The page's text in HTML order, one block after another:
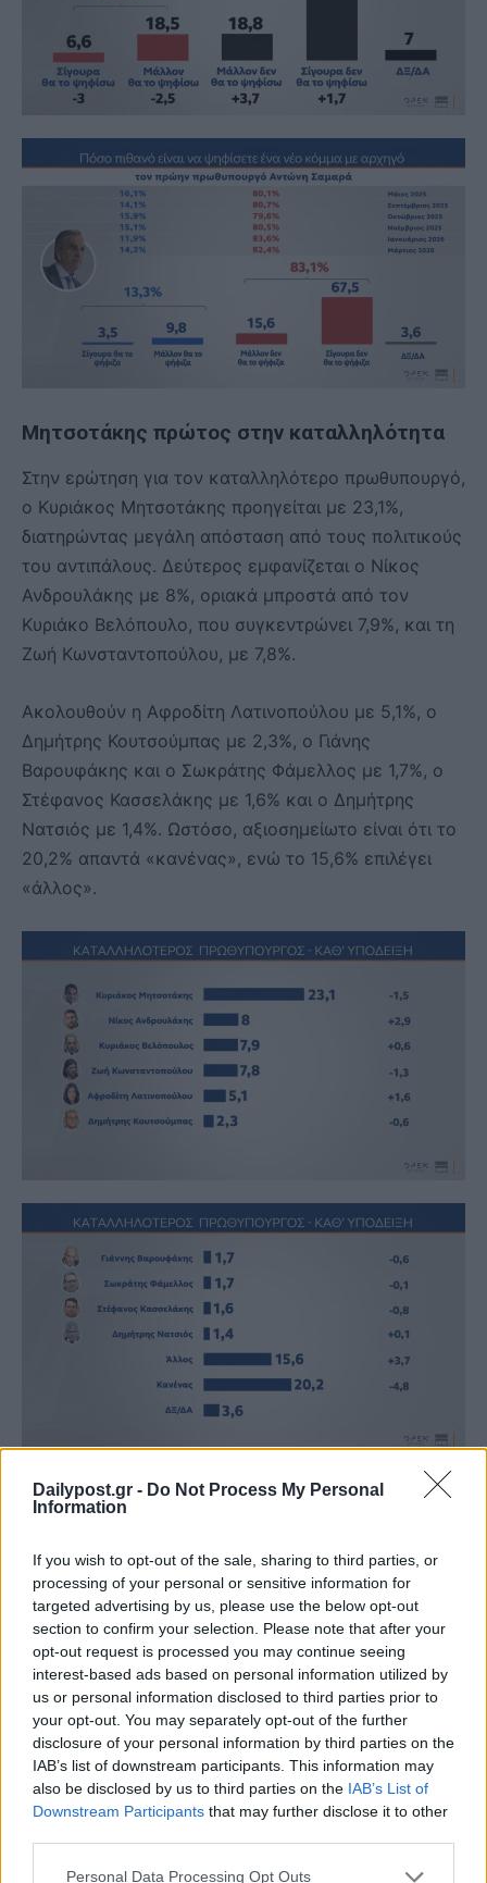
Dailypost.gr - Do Not Process My Personal
Information
If you wish to opt-out of the sale, sharing to third parties, or
processing of your personal or sensitive information for
targeted advertising by us, please use the below opt-out
section to confirm your selection. Please note that after your
opt-out request is processed you may continue seeing
interest-based ads based on personal information utilized by
us or personal information disclosed to third parties prior to
your opt-out. You may separately opt-out of the further
disclosure of your personal information by third parties on the
IAB’s list of downstream participants. This information may
also be disclosed by us to third parties on the IAB’s List of
Downstream Participants that may further disclose it to other
Personal Data Processing Opt Outs
Μητσοτάκης πρώτος στην καταλληλότητα
Στην ερώτηση για τον καταλληλότερο πρωθυπουργό,
ο Κυριάκος Μητσοτάκης προηγείται με 23,1%,
διατηρώντας μεγάλη απόσταση από τους πολιτικούς
του αντιπάλους. Δεύτερος εμφανίζεται ο Νίκος
Ανδρουλάκης με 8%, οριακά μπροστά από τον
Κυριάκο Βελόπουλο, που συγκεντρώνει 7,9%, και τη
Ζωή Κωνσταντοπούλου, με 7,8%.
Ακολουθούν η Αφροδίτη Λατινοπούλου με 5,1%, ο
Δημήτρης Κουτσούμπας με 2,3%, ο Γιάνης
Βαρουφάκης και ο Σωκράτης Φάμελλος με 1,7%, ο
Στέφανος Κασσελάκης με 1,6% και ο Δημήτρης
Νατσιός με 1,4%. Ωστόσο, αξιοσημείωτο είναι ότι το
20,2% απαντά «κανένας», ενώ το 15,6% επιλέγει
«άλλος».
Πλειοψηφικό αίτημα για πρόωρες εκλογές
κινήσεις του Κυριάκου Μητσοτάκη, το 51% απαντά
ότι ο πρωθυπουργός πρέπει να προκηρύξει πρόωρες
εκλογές. Το 18,5% τάσσεται υπέρ ενός άμεσου και
ευρέος ανασχηματισμού, ενώ το 14,4% προκρίνει
έναν περιορισμένο και στοχευμένο ανασχηματισμό.
Μόλις το 10,6% θεωρεί ότι η κυβέρνηση πρέπει να
συνεχίσει χωρίς αλλαγές.